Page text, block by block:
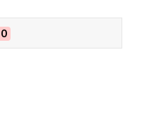
0